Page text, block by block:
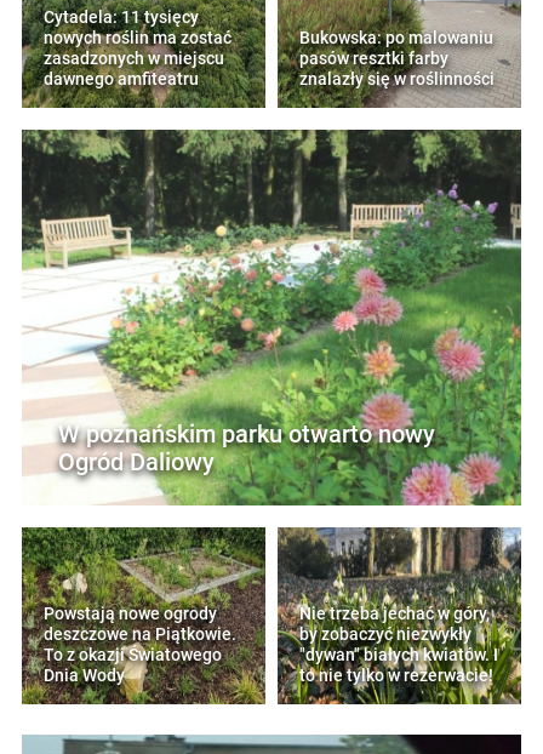
Cytadela: 11 tysięcy
nowych roślin ma zostać
zasadzonych w miejscu
dawnego amfiteatru
Bukowska: po malowaniu
pasów resztki farby
znalazły się w roślinności
W poznańskim parku otwarto nowy
Ogród Daliowy
Powstają nowe ogrody
deszczowe na Piątkowie.
To z okazji Światowego
Dnia Wody
Nie trzeba jechać w góry,
by zobaczyć niezwykły
"dywan" białych kwiatów. I
to nie tylko w rezerwacie!